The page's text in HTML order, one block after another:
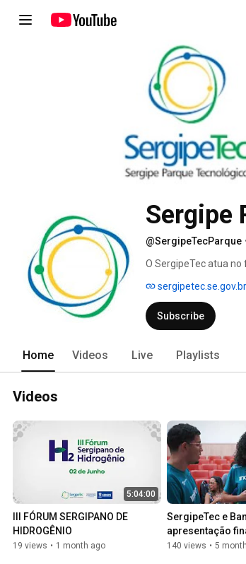
Sergipe
@SergipeTecParque
O SergipeTec atua
conhecimento, do
sergipetec.se.gov.br
Subscribe
Home Videos Live Playlists
Videos
5:04:00
III FÓRUM SERGIPANO DE
HIDROGÊNIO
19 views • 1 month ago
SergipeTec e
apresentação
Programa
140 views • 5